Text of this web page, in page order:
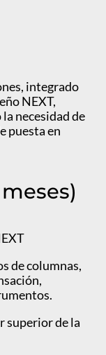
integrado
NEXT,
necesidad de
puesta en
de columnas,
superior de la